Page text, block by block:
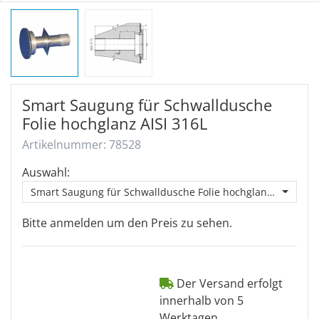
Smart Saugung für Schwalldusche
Folie hochglanz AISI 316L
Artikelnummer: 78528
Auswahl:
Smart Saugung für Schwalldusche Folie hochglanz AISI 316L
Bitte anmelden um den Preis zu sehen.
Der Versand erfolgt
innerhalb von 5